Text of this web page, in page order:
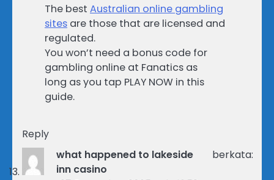
The best Australian online gambling
sites are those that are licensed and
regulated.
You won’t need a bonus code for
gambling online at Fanatics as
long as you tap PLAY NOW in this
guide.
Reply
what happened to lakeside
inn casino
berkata: